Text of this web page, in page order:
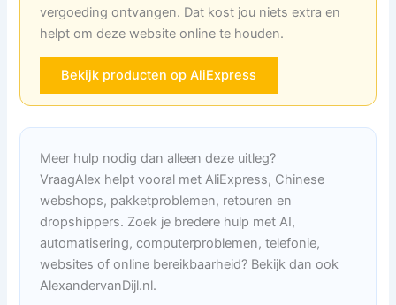
vergoeding ontvangen. Dat kost jou niets extra en
helpt om deze website online te houden.
Bekijk producten op AliExpress
Meer hulp nodig dan alleen deze uitleg?
VraagAlex helpt vooral met AliExpress, Chinese
webshops, pakketproblemen, retouren en
dropshippers. Zoek je bredere hulp met AI,
automatisering, computerproblemen, telefonie,
websites of online bereikbaarheid? Bekijk dan ook
AlexandervanDijl.nl.